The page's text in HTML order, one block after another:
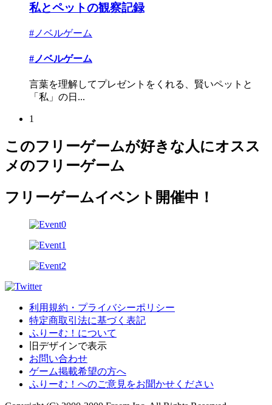
私とペットの観察記録
#ノベルゲーム
#ノベルゲーム
言葉を理解してプレゼントをくれる、賢いペットと
「私」の日...
1
このフリーゲームが好きな人にオスス
メのフリーゲーム
フリーゲームイベント開催中！
利用規約・プライバシーポリシー
特定商取引法に基づく表記
ふりーむ！について
旧デザインで表示
お問い合わせ
ゲーム掲載希望の方へ
ふりーむ！へのご意見をお聞かせください